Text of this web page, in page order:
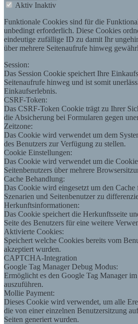
Aktiv Inaktiv
Funktionale Cookies sind für die
unbedingt erforderlich. Diese Cookies
eindeutige zufällige ID zu damit Ihr
über mehrere Seitenaufrufe hinweg
Session:
Das Session Cookie speichert Ihre
Seitenaufrufe hinweg und ist somit
Einkaufserlebnis.
CSRF-Token:
Das CSRF-Token Cookie trägt zu Ihrer
die Absicherung bei Formularen gegen
Zeitzone:
Das Cookie wird verwendet um dem
des Benutzers zur Verfügung zu stellen.
Cookie Einstellungen:
Das Cookie wird verwendet um die
Seitenbenutzers über mehrere
Cache Behandlung:
Das Cookie wird eingesetzt um den
Szenarien und Seitenbenutzer zu
Herkunftsinformationen:
Das Cookie speichert die Herkunftsseite
Seite des Benutzers für eine weitere
Aktivierte Cookies:
Speichert welche Cookies bereits vom
akzeptiert wurden.
CAPTCHA-Integration
Google Tag Manager Debug Modus:
Ermöglicht es den Google Tag Manager
auszuführen.
Mollie Payment:
Dieses Cookie wird verwendet, um alle
die von einer einzelnen Benutzersitzung
Seiten generiert wurden.